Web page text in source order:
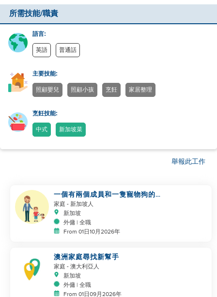
所需技能/職責
語言:
英語 普通話
主要技能:
照顧嬰兒 照顧小孩 烹飪 家居整理
烹飪技能:
中式 新加坡菜
舉報此工作
一個有兩個成員和一隻寵物狗的小
家庭正在尋找幫手
家庭 - 新加坡人
新加坡
外傭 | 全職
From 01日10月2026年
澳洲家庭尋找新幫手
家庭 - 澳大利亞人
新加坡
外傭 | 全職
From 01日09月2026年